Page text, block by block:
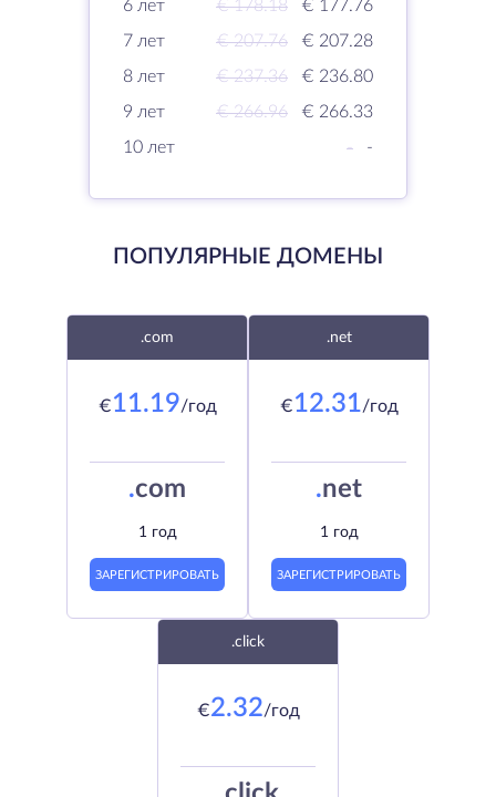
6 лет
€ 178.18
€ 177.76
7 лет
€ 207.76
€ 207.28
8 лет
€ 237.36
€ 236.80
9 лет
€ 266.96
€ 266.33
10 лет
- -
ПОПУЛЯРНЫЕ ДОМЕНЫ
.com
€11.19/год
.com
1 год
ЗАРЕГИСТРИРОВАТЬ
.net
€12.31/год
.net
1 год
ЗАРЕГИСТРИРОВАТЬ
.click
€2.32/год